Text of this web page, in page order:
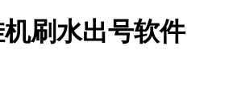
机刷水出号软件